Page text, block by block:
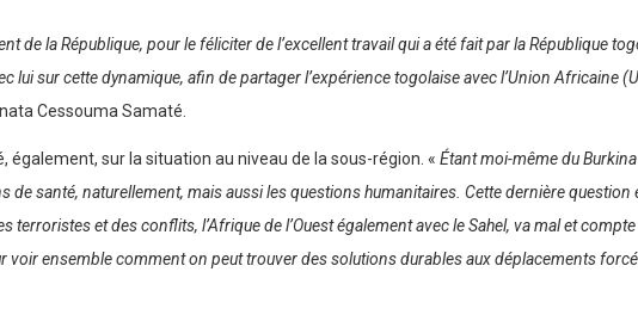
de la République, pour le féliciter de l’excellent travail qui a été fait par la République
lui sur cette dynamique, afin de partager l’expérience togolaise avec l’Union Africaine
Cessouma Samaté.
également, sur la situation au niveau de la sous-région. « Étant moi-même du
de santé, naturellement, mais aussi les questions humanitaires. Cette dernière question
terroristes et des conflits, l’Afrique de l’Ouest également avec le Sahel, va mal et
ensemble comment on peut trouver des solutions durables aux déplacements